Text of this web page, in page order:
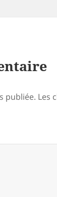
publiée. Les